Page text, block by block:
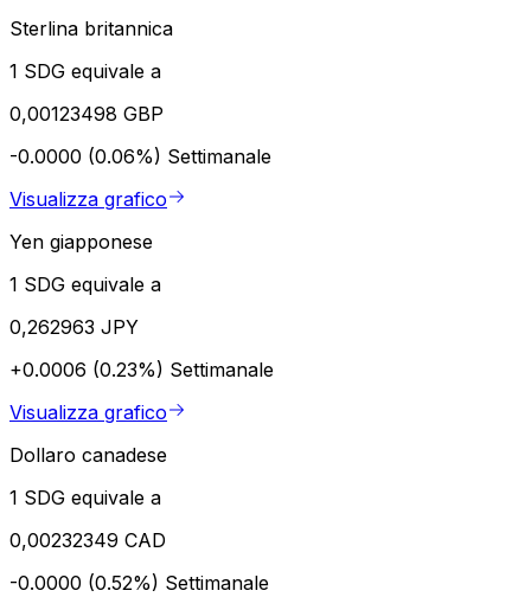
Sterlina britannica
1 SDG equivale a
0,00123498 GBP
-0.0000 (0.06%) Settimanale
Visualizza grafico
Yen giapponese
1 SDG equivale a
0,262963 JPY
+0.0006 (0.23%) Settimanale
Visualizza grafico
Dollaro canadese
1 SDG equivale a
0,00232349 CAD
-0.0000 (0.52%) Settimanale